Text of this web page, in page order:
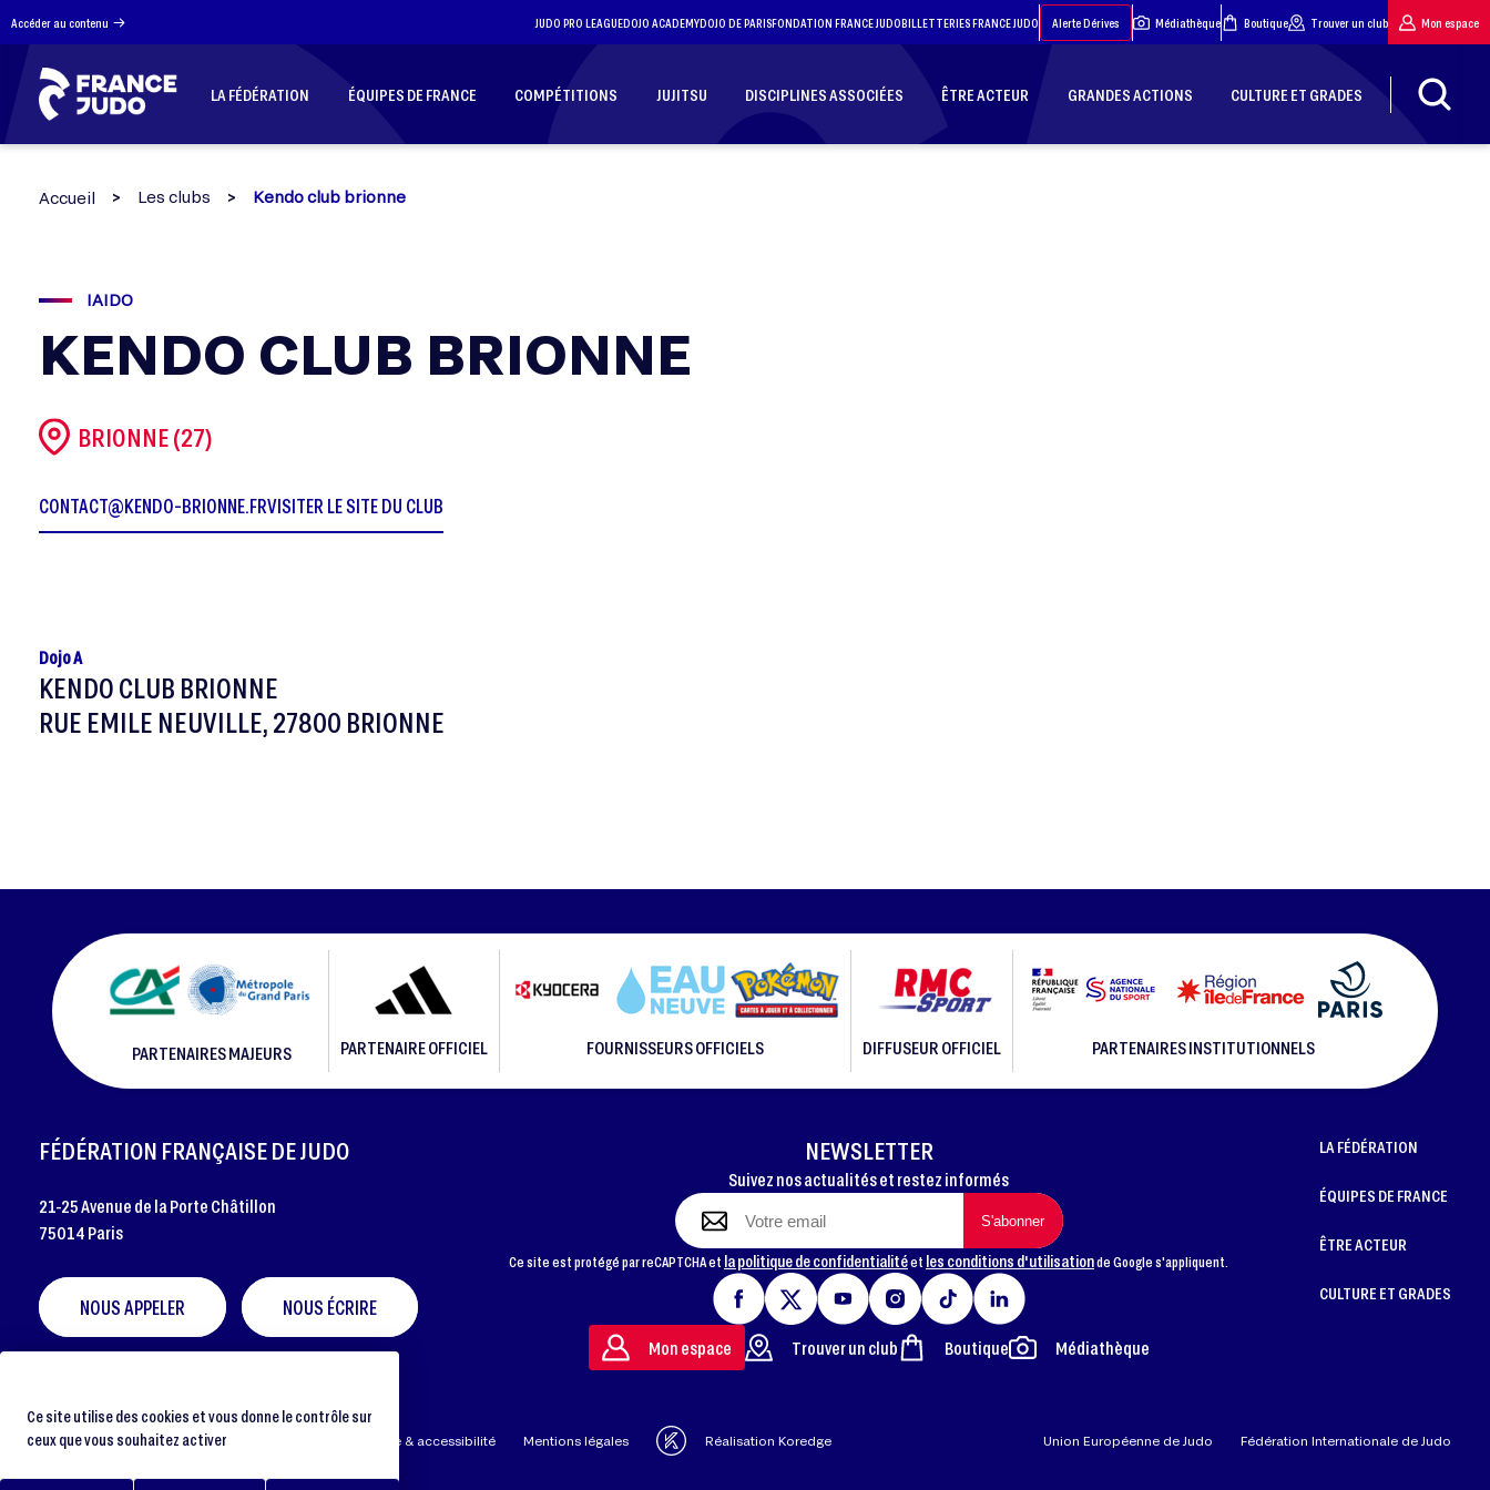
Accéder au contenu JUDO PRO LEAGUEDOJO ACADEMYDOJO DE PARISFONDATION FRANCE JUDOBILLETTERIES FRANCE JUDO Alerte Dérives Médiathèque Boutique Trouver un club Mon espace
LA FÉDÉRATION ÉQUIPES DE FRANCE COMPÉTITIONS JUJITSU DISCIPLINES ASSOCIÉES ÊTRE ACTEUR GRANDES ACTIONS CULTURE ET GRADES
Accueil Les clubs Kendo club brionne
IAIDO
KENDO CLUB BRIONNE
BRIONNE (27)
CONTACT@KENDO-BRIONNE.FRVISITER LE SITE DU CLUB
Dojo A
KENDO CLUB BRIONNE
RUE EMILE NEUVILLE, 27800 BRIONNE
PARTENAIRES MAJEURS PARTENAIRE OFFICIEL FOURNISSEURS OFFICIELS DIFFUSEUR OFFICIEL PARTENAIRES INSTITUTIONNELS
FOOTER
FÉDÉRATION FRANÇAISE DE JUDO
21-25 Avenue de la Porte Châtillon
75014 Paris
NOUS APPELER NOUS ÉCRIRE
NEWSLETTER
Suivez nos actualités et restez informés
Ce site est protégé par reCAPTCHA et la politique de confidentialitéet les conditions d'utilisationde Google s'appliquent.
Mon espace Trouver un club Boutique Médiathèque
LA FÉDÉRATION
ÉQUIPES DE FRANCE
ÊTRE ACTEUR
CULTURE ET GRADES
Préférences cookies Protection des données Aide & accessibilité Mentions légales Réalisation Koredge Union Européenne de Judo Fédération Internationale de Judo
Panneau de gestion des cookies
Ce site utilise des cookies et vous donne le contrôle sur
ceux que vous souhaitez activer